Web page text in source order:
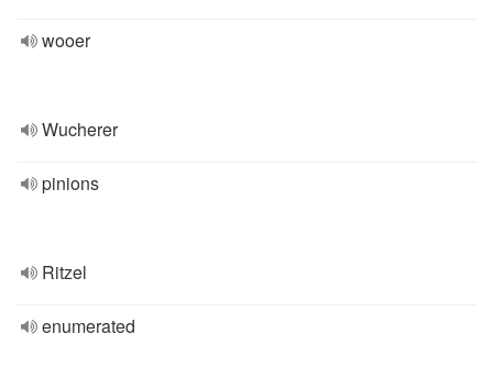
wooer
Wucherer
pinions
Ritzel
enumerated